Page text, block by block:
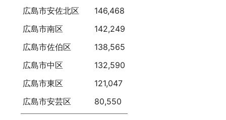
広島市安佐北区
146,468
広島市南区
142,249
広島市佐伯区
138,565
広島市中区
132,590
広島市東区
121,047
広島市安芸区
80,550